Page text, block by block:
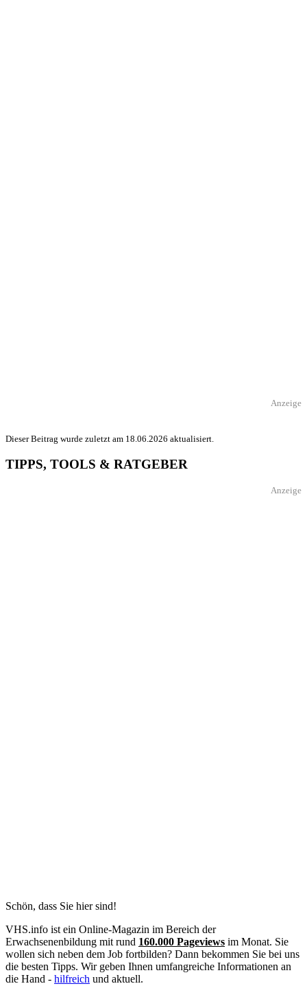
Anzeige
Dieser Beitrag wurde zuletzt am 18.06.2026 aktualisiert.
TIPPS, TOOLS & RATGEBER
Anzeige
Schön, dass Sie hier sind!
VHS.info ist ein Online-Magazin im Bereich der
Erwachsenenbildung mit rund 160.000 Pageviews im Monat. Sie
wollen sich neben dem Job fortbilden? Dann bekommen Sie bei uns
die besten Tipps. Wir geben Ihnen umfangreiche Informationen an
die Hand - hilfreich und aktuell.